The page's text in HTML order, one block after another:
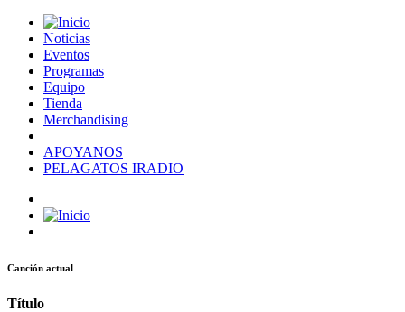
Noticias
Eventos
Programas
Equipo
Tienda
Merchandising
APOYANOS
PELAGATOS IRADIO
Canción actual
Título